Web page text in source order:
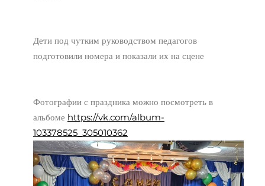
Дети под чутким руководством педагогов
подготовили номера и показали их на сцене
Фотографии с праздника можно посмотреть в
альбоме https://vk.com/album-
103378525_305010362